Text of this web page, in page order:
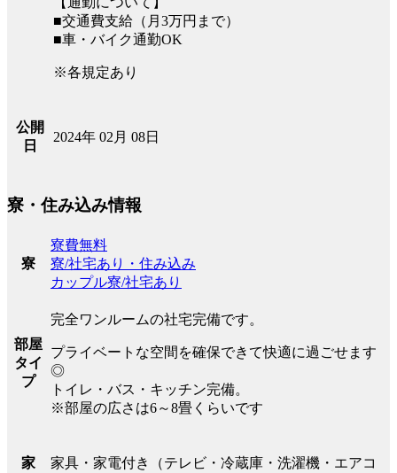
■交通費支給（月3万円まで）
■車・バイク通勤OK
※各規定あり
公開
日
2024年 02月 08日
寮・住み込み情報
寮
寮費無料
寮/社宅あり・住み込み
カップル寮/社宅あり
部屋
タイ
プ
完全ワンルームの社宅完備です。
プライベートな空間を確保できて快適に過ごせます
◎
トイレ・バス・キッチン完備。
※部屋の広さは6～8畳くらいです
家
家具・家電付き（テレビ・冷蔵庫・洗濯機・エアコ